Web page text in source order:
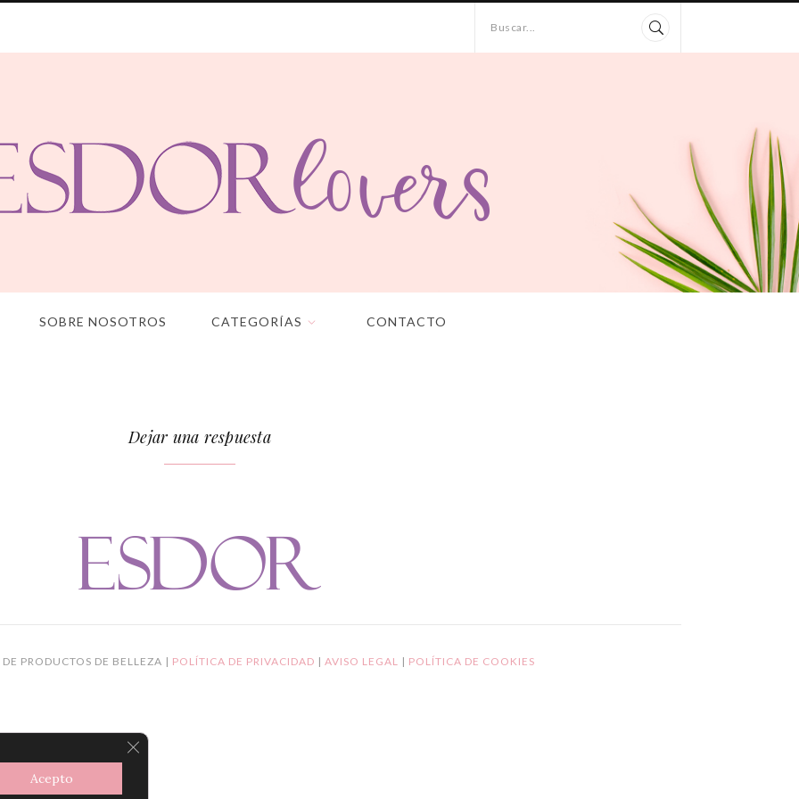
Buscar...
SOBRE NOSOTROS CATEGORÍAS CONTACTO
Dejar una respuesta
PRODUCTOS DE BELLEZA | POLÍTICA DE PRIVACIDAD | AVISO LEGAL | POLÍTICA DE COOKIES
Acepto
CERRAR EL BANNER DE COOKIES RGPD